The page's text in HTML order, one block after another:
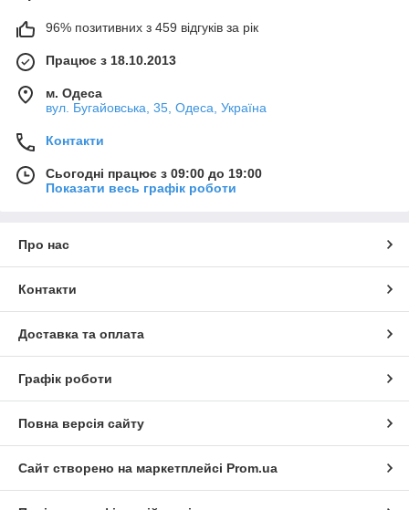
96% позитивних з 459 відгуків за рік
Працює з 18.10.2013
м. Одеса
вул. Бугайовська, 35, Одеса, Україна
Контакти
Сьогодні працює з 09:00 до 19:00
Показати весь графік роботи
Про нас
Контакти
Доставка та оплата
Графік роботи
Повна версія сайту
Сайт створено на маркетплейсі Prom.ua